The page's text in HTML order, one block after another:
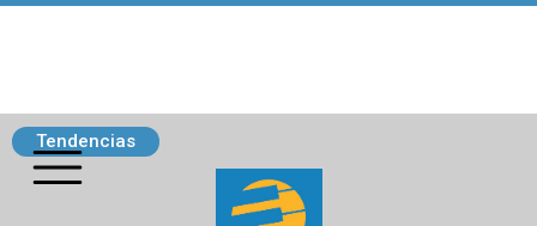
Tendencias